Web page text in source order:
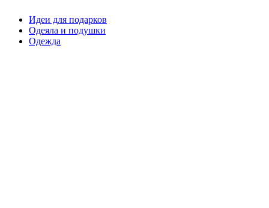
Идеи для подарков
Одеяла и подушки
Одежда